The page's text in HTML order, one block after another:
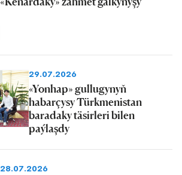
29.07.2026
«Yonhap» gullugynyň
habarçysy Türkmenistan
baradaky täsirleri bilen
paýlaşdy
28.07.2026